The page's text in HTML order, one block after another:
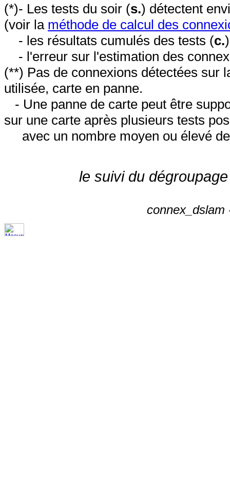
(*)- Les tests du soir (s.) détectent
(voir la méthode de calcul des
- les résultats cumulés des tests (c.
- l'erreur sur l'estimation des
(**) Pas de connexions détectées sur
utilisée, carte en panne.
- Une panne de carte peut être
sur une carte après plusieurs tests
avec un nombre moyen ou élevé
le suivi du
connex_dslam